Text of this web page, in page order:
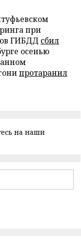
при
ГИБДД сбил
осенью
протаранил
на наши